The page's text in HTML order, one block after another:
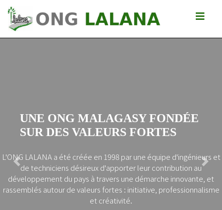
et
au
et
Augmentation de la mobilité en zone rurale
Rentabilisation des investissements en
Contribution à la reconstitution du patrimoine
Soutien aux initiatives locales en faveur de la
pauvreté
L’amélioration de l’accès aux services socio-
économiques de base
Réduction des impacts négatifs des routes
Previous Next